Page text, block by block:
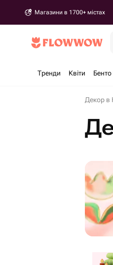
Магазини в 1700+ містах
Тренди Квіти Бенто
Декор в